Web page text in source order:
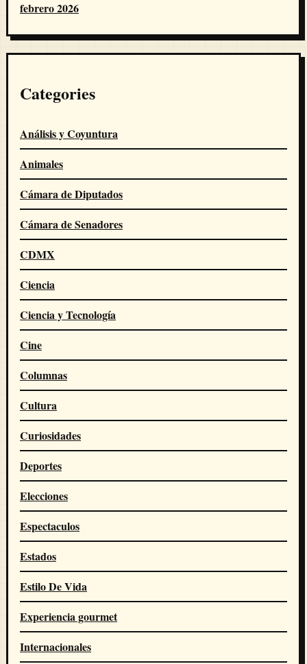
febrero 2026
Categories
Análisis y Coyuntura
Animales
Cámara de Diputados
Cámara de Senadores
CDMX
Ciencia
Ciencia y Tecnología
Cine
Columnas
Cultura
Curiosidades
Deportes
Elecciones
Espectaculos
Estados
Estilo De Vida
Experiencia gourmet
Internacionales